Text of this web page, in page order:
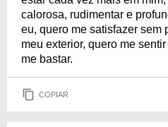
calorosa, rudimentar e
eu, quero me satisfazer sem
meu exterior, quero me
me bastar.
COPIAR